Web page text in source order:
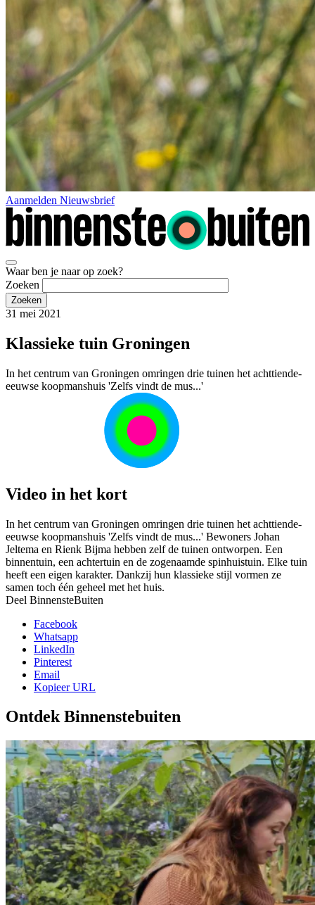
Aanmelden Nieuwsbrief
Waar ben je naar op zoek?
Zoeken
31 mei 2021
Klassieke tuin Groningen
In het centrum van Groningen omringen drie tuinen het achttiende-
eeuwse koopmanshuis 'Zelfs vindt de mus...'
Video in het kort
In het centrum van Groningen omringen drie tuinen het achttiende-
eeuwse koopmanshuis 'Zelfs vindt de mus...' Bewoners Johan
Jeltema en Rienk Bijma hebben zelf de tuinen ontworpen. Een
binnentuin, een achtertuin en de zogenaamde spinhuistuin. Elke tuin
heeft een eigen karakter. Dankzij hun klassieke stijl vormen ze
samen toch één geheel met het huis.
Deel BinnensteBuiten
Facebook
Whatsapp
LinkedIn
Pinterest
Email
Kopieer URL
Ontdek Binnenstebuiten